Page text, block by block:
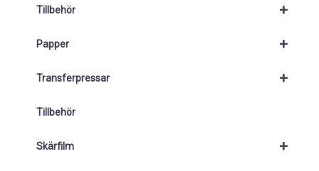
+
Tillbehör
+
Papper
+
Transferpressar
Tillbehör
+
Skärfilm